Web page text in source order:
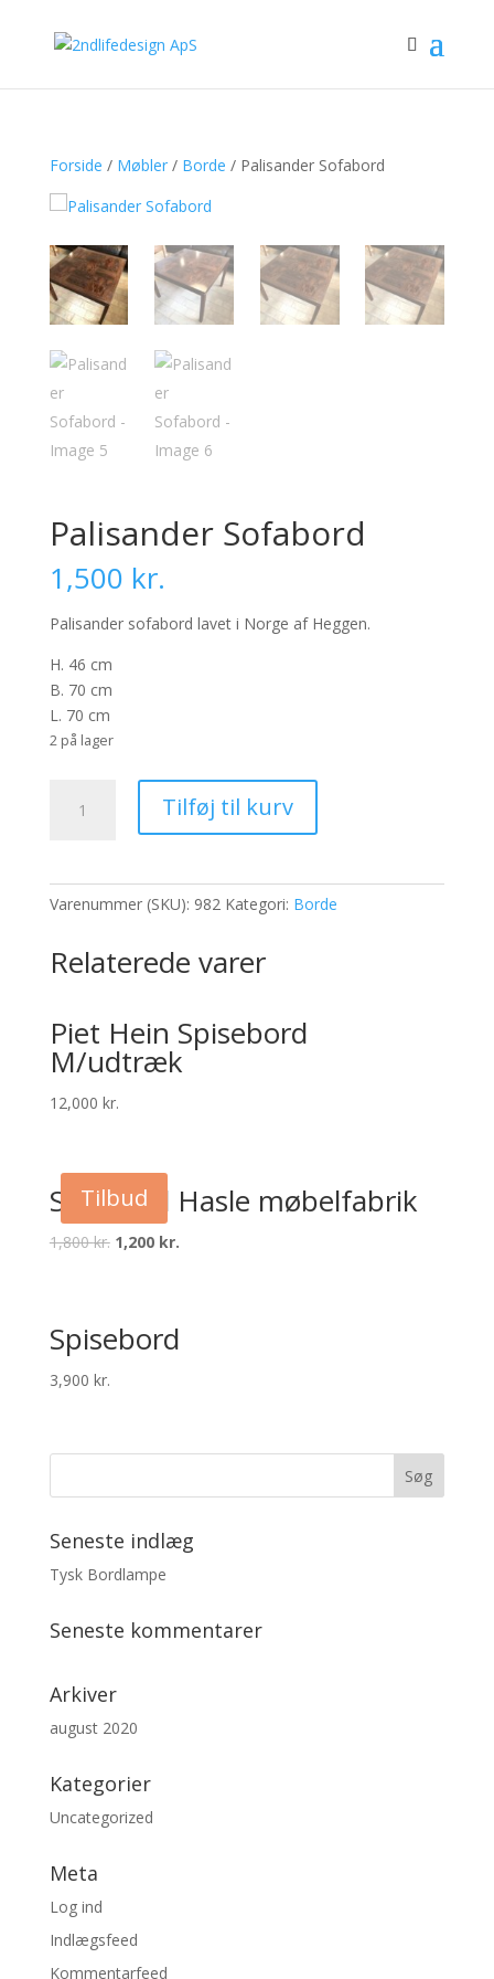
Forside / Møbler/ Borde / Palisander Sofabord
Palisander Sofabord
1,500 kr.
Palisander sofabord lavet i Norge af Heggen.​
H. 46 cm
B. 70 cm
L. 70 cm
2 på lager
Sofabord
Tilføj til kurv
Varenummer (SKU): 982 Kategori: Borde
Relaterede varer
Piet Hein Spisebord
M/udtræk
12,000 kr.
Tilbud
Sofabord Hasle møbelfabrik
1,800kr. Original
1,200 kr.
Spisebord
3,900 kr.
Seneste indlæg
Tysk Bordlampe
Seneste kommentarer
Arkiver
august 2020
Kategorier
Uncategorized
Meta
Log ind
Indlægsfeed
Kommentarfeed